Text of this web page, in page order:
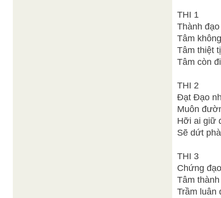
THI 1
Thành
Tâm
Tâm thiệt
Tâm còn
THI 2
Đạt Đạo
Muôn
Hỡi ai giữ
Sẽ dứt
THI 3
Chứng
Tâm
Trầm luân